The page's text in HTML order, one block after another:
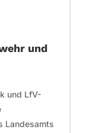
und
und LfV-
Landesamts